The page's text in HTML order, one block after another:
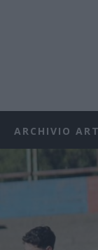
ARCHIVIO